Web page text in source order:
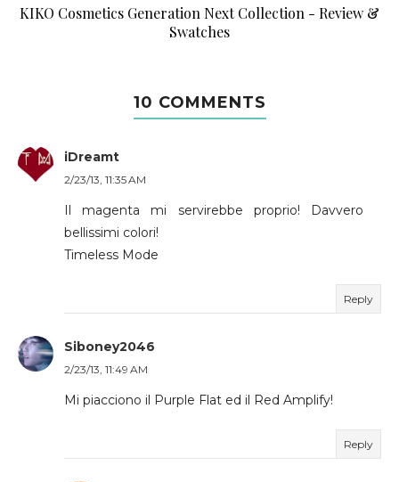
KIKO Cosmetics Generation Next Collection - Review &
Swatches
10 COMMENTS
iDreamt
2/23/13, 11:35 AM
Il magenta mi servirebbe proprio! Davvero
bellissimi colori!
Timeless Mode
Reply
Siboney2046
2/23/13, 11:49 AM
Mi piacciono il Purple Flat ed il Red Amplify!
Reply